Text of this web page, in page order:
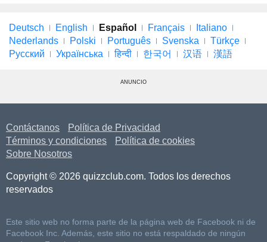
Deutsch English Español Français
Italiano
Nederlands
Polski Português Svenska
Türkçe
Русский
Українська हिन्दी 한국어 汉语 漢語
ANUNCIO
Contáctanos
Política de Privacidad
Términos y condiciones
Política de cookies
Sobre Nosotros
Copyright © 2026 quizzclub.com. Todos los derechos
reservados
Este sitio web no forma parte de la página web de Facebook ni de
Facebook Inc. Además, este sitio no está respaldado de ningún